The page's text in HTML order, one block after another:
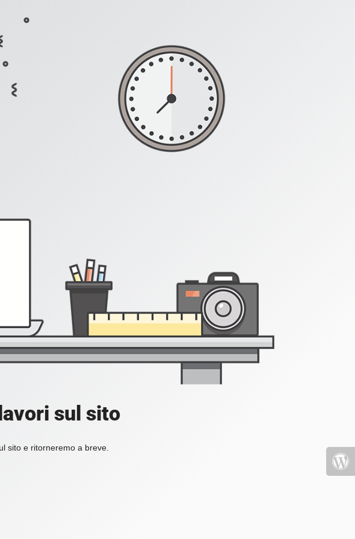
sul sito
sito e ritorneremo a breve.